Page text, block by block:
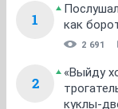
1
как
2 691
2
«Выйду
куклы-